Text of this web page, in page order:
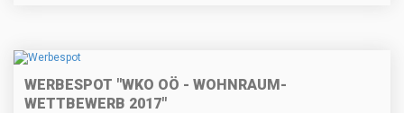
WERBESPOT "WKO OÖ - WOHNRAUM-
WETTBEWERB 2017"